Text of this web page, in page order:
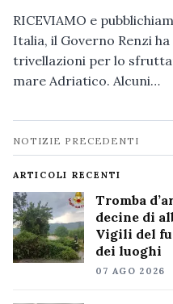
RICEVIAMO e
Italia, il Governo Renzi
trivellazioni per lo
mare Adriatico. Alcuni…
Navigazione
notizie
NOTIZIE PRECEDENTI
ARTICOLI RECENTI
Tromba
decine di
Vigili del
dei luoghi
07 AGO 2026